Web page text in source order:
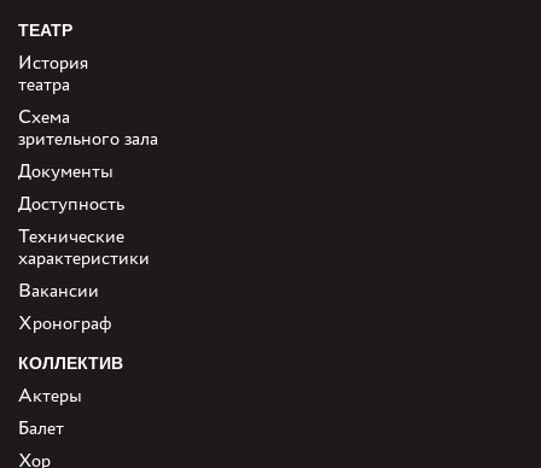
ТЕАТР
История
театра
Схема
зрительного зала
Документы
Доступность
Технические
характеристики
Вакансии
Хронограф
КОЛЛЕКТИВ
Актеры
Балет
Хор